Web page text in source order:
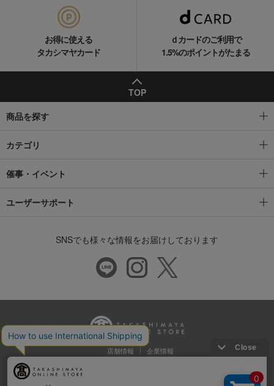
お得に使える
タカシマヤカード
ｄカードのご利用で
1.5%のポイントがたまる
TOP
商品を探す
カテゴリ
催事・イベント
ユーザーサポート
SNSでも様々な情報をお届けしております
店舗情報 企業情報
推奨環境 特定商取引法に基づく表示
プライバシーポリシー